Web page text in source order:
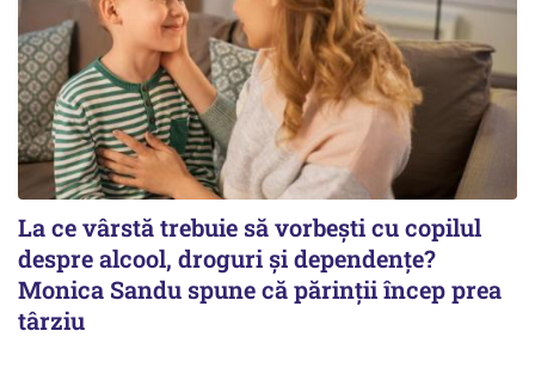
La ce vârstă trebuie să vorbești cu copilul
despre alcool, droguri și dependențe?
Monica Sandu spune că părinții încep prea
târziu